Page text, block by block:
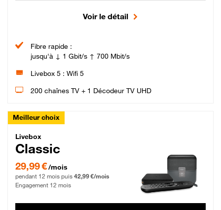
Voir le détail
Fibre rapide :
jusqu'à ↓ 1 Gbit/s ↑ 700 Mbit/s
Livebox 5 : Wifi 5
200 chaînes TV + 1 Décodeur TV UHD
Meilleur choix
Livebox Classic Fibre
Livebox
Classic
29,99 € par mois pendant 12 mois puis 42,99 € par mois, Engagement 12 mois
29,99 €/mois
pendant 12 mois puis 42,99 €/mois
Engagement 12 mois